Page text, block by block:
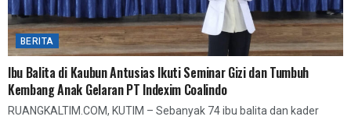
BERITA
Ibu Balita di Kaubun Antusias Ikuti Seminar Gizi dan Tumbuh
Kembang Anak Gelaran PT Indexim Coalindo
RUANGKALTIM.COM, KUTIM – Sebanyak 74 ibu balita dan kader